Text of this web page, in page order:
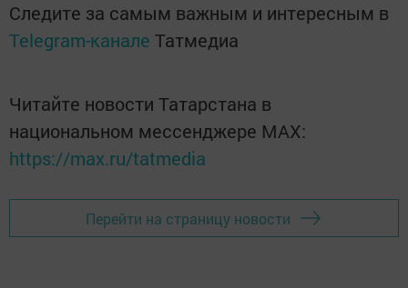
Следите за самым важным и интересным в
Telegram-канале Татмедиа
Читайте новости Татарстана в
национальном мессенджере MАХ:
https://max.ru/tatmedia
Перейти на страницу новости